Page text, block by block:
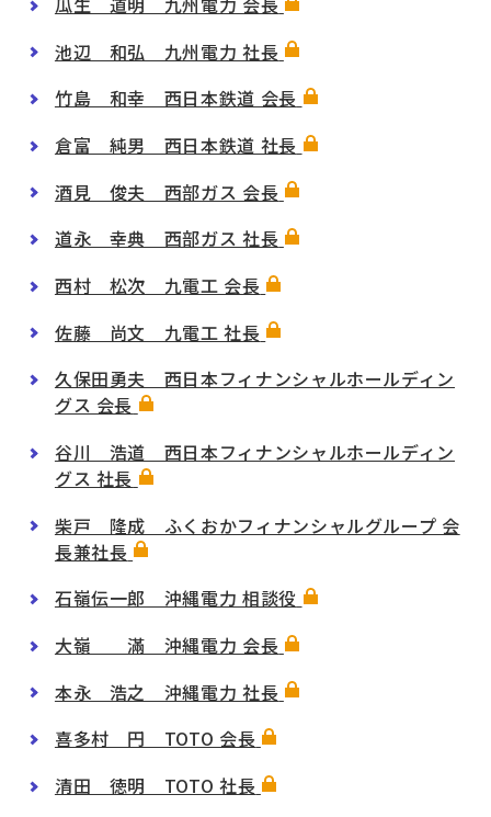
池辺 和弘 九州電力 社長
竹島 和幸 西日本鉄道 会長
倉富 純男 西日本鉄道 社長
酒見 俊夫 西部ガス 会長
道永 幸典 西部ガス 社長
西村 松次 九電工 会長
佐藤 尚文 九電工 社長
久保田勇夫 西日本フィナンシャルホールディン
グス 会長
谷川 浩道 西日本フィナンシャルホールディン
グス 社長
柴戸 隆成 ふくおかフィナンシャルグループ 会
長兼社長
石嶺伝一郎 沖縄電力 相談役
大嶺 滿 沖縄電力 会長
本永 浩之 沖縄電力 社長
喜多村 円 TOTO 会長
清田 徳明 TOTO 社長